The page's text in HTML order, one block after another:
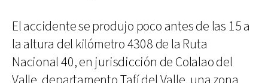
El accidente se produjo poco antes de las 15 a
la altura del kilómetro 4308 de la Ruta
Nacional 40, en jurisdicción de Colalao del